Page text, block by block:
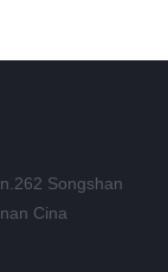
Songshan
Cina